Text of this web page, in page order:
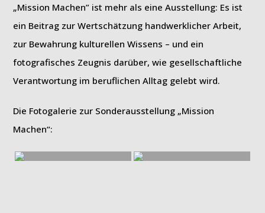
„Mission Machen” ist mehr als eine Ausstellung: Es ist
ein Beitrag zur Wertschätzung handwerklicher Arbeit,
zur Bewahrung kulturellen Wissens – und ein
fotografisches Zeugnis darüber, wie gesellschaftliche
Verantwortung im beruflichen Alltag gelebt wird.
Die Fotogalerie zur Sonderausstellung „Mission
Machen“: